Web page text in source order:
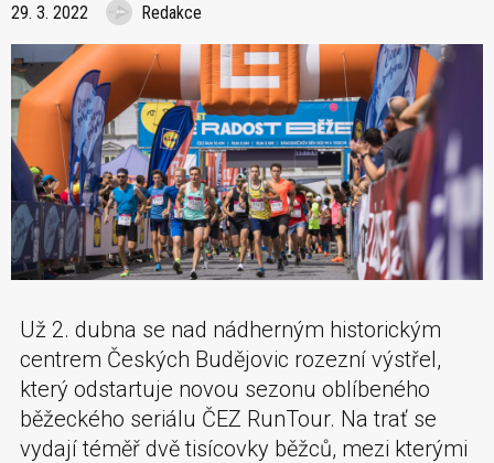
29. 3. 2022 Redakce
Už 2. dubna se nad nádherným historickým
centrem Českých Budějovic rozezní výstřel,
který odstartuje novou sezonu oblíbeného
běžeckého seriálu ČEZ RunTour. Na trať se
vydají téměř dvě tisícovky běžců, mezi kterými